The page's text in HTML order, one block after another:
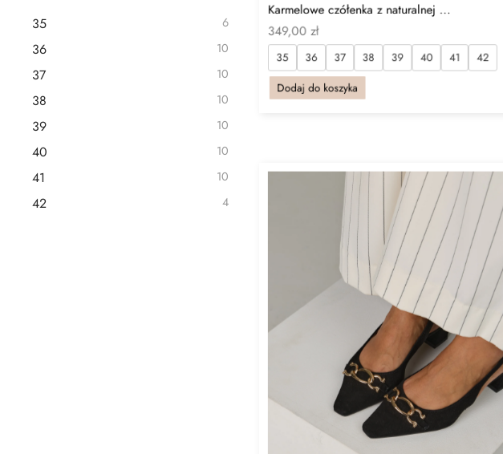
35 6
36 10
37 10
38 10
39 10
40 10
41 10
42 4
Karmelowe czółenka z naturalnej ...
349,00zł
35 36 37 38 39 40 41
42
Dodaj do koszyka